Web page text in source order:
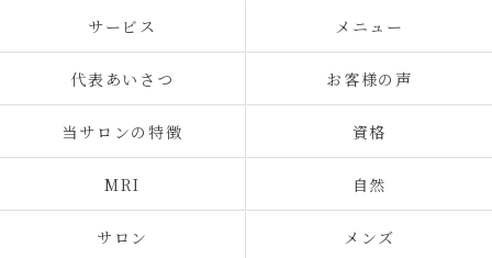
サービス メニュー
代表あいさつ お客様の声
当サロンの特徴 資格
MRI 自然
サロン メンズ